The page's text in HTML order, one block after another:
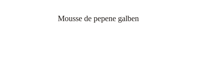
Mousse de pepene galben